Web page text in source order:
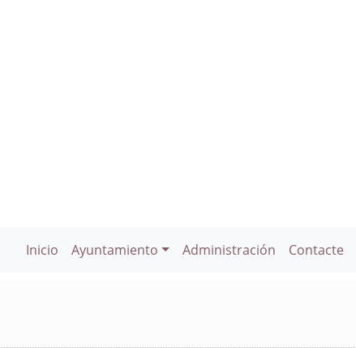
Inicio Ayuntamiento Administración Contacte